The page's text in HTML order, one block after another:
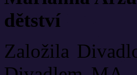
dětství
Založila